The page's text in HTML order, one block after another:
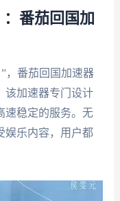
番茄回国加
，番茄回国加速器
该加速器专门设计
速稳定的服务。无
娱乐内容，用户都